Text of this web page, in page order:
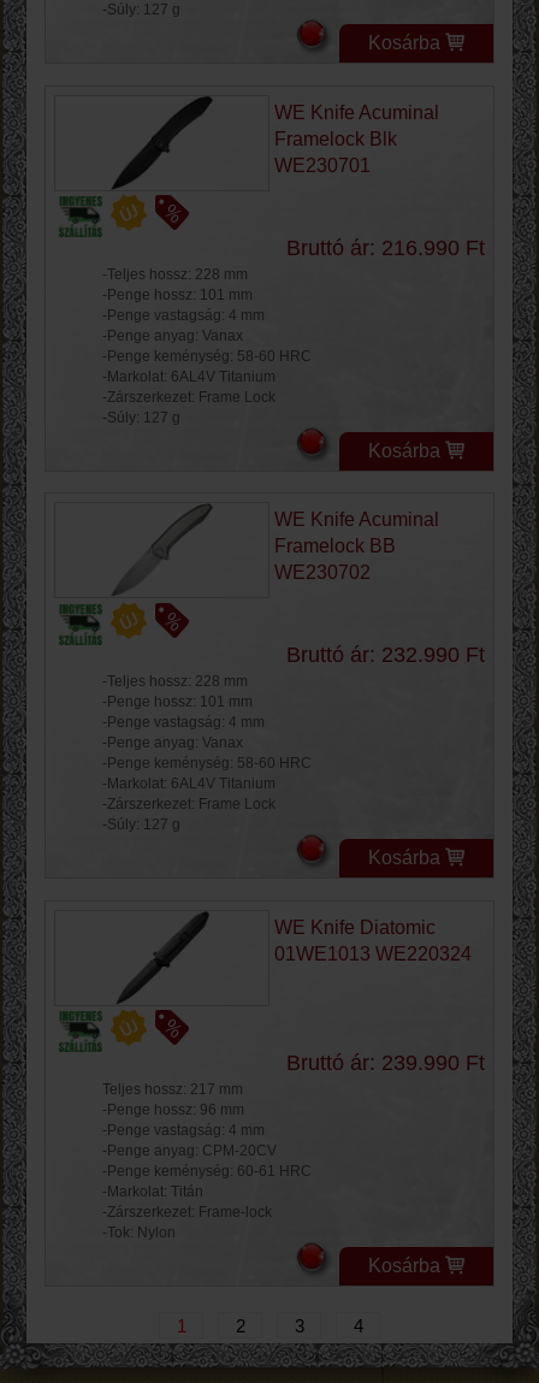
-Súly: 127 g
Kosárba
WE Knife Acuminal
Framelock Blk
WE230701
Bruttó ár: 216.990 Ft
-Teljes hossz: 228 mm
-Penge hossz: 101 mm
-Penge vastagság: 4 mm
-Penge anyag: Vanax
-Penge keménység: 58-60 HRC
-Markolat: 6AL4V Titanium
-Zárszerkezet: Frame Lock
-Súly: 127 g
Kosárba
WE Knife Acuminal
Framelock BB
WE230702
Bruttó ár: 232.990 Ft
-Teljes hossz: 228 mm
-Penge hossz: 101 mm
-Penge vastagság: 4 mm
-Penge anyag: Vanax
-Penge keménység: 58-60 HRC
-Markolat: 6AL4V Titanium
-Zárszerkezet: Frame Lock
-Súly: 127 g
Kosárba
WE Knife Diatomic
01WE1013 WE220324
Bruttó ár: 239.990 Ft
Teljes hossz: 217 mm
-Penge hossz: 96 mm
-Penge vastagság: 4 mm
-Penge anyag: CPM-20CV
-Penge keménység: 60-61 HRC
-Markolat: Titán
-Zárszerkezet: Frame-lock
-Tok: Nylon
Kosárba
1 2 3 4